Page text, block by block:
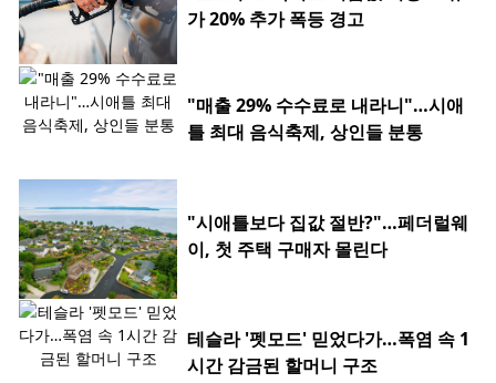
가 20% 추가 폭등 경고
"매출 29% 수수료로 내라니"…시애
틀 최대 음식축제, 상인들 분통
"시애틀보다 집값 절반?"…페더럴웨
이, 첫 주택 구매자 몰린다
테슬라 '펫모드' 믿었다가…폭염 속 1
시간 감금된 할머니 구조